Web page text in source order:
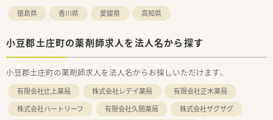
徳島県 香川県 愛媛県 高知県
小豆郡土庄町の薬剤師求人を法人名から探す
小豆郡土庄町の薬剤師求人を法人名からお探しいただけます。
有限会社辻上薬局 株式会社レデイ薬局
有限会社正木薬局
株式会社ハートリーフ
有限会社久間薬局
株式会社ザグザグ